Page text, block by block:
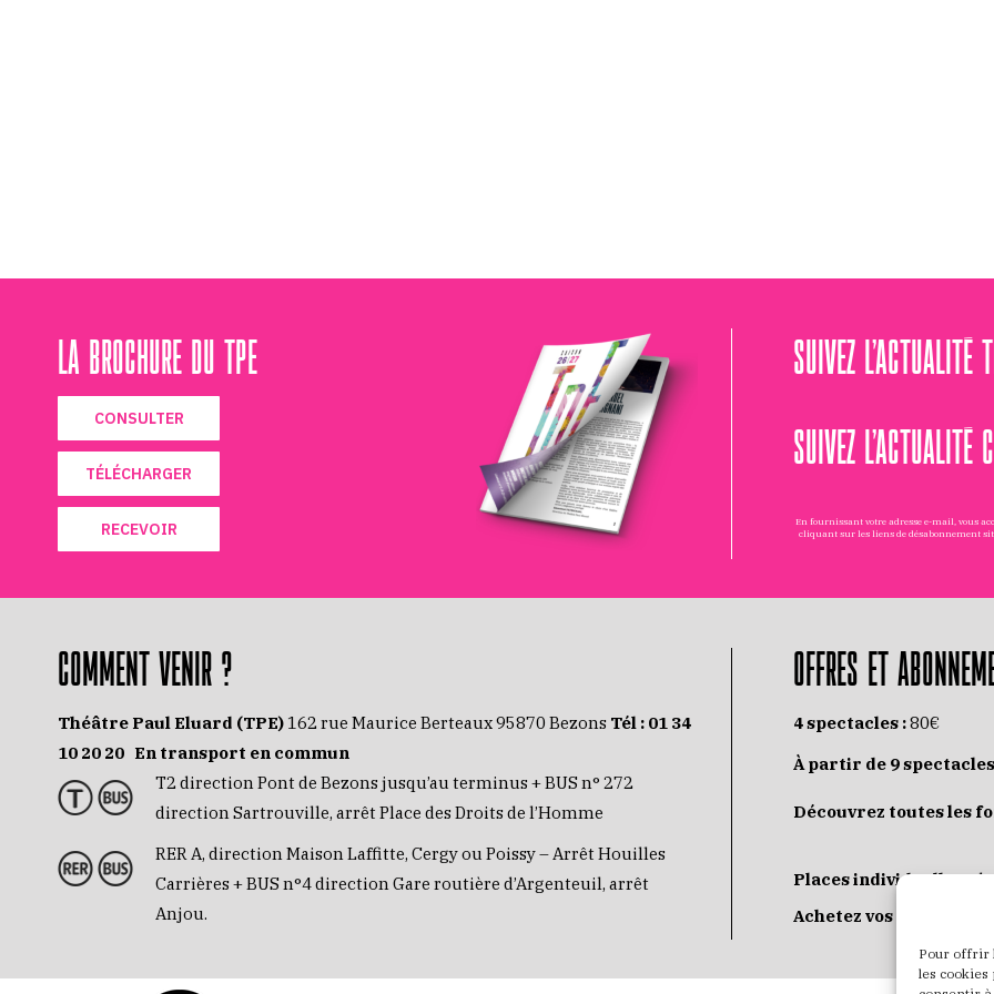
Pour offrir
les
LA BROCHURE DU TPE
CONSULTER
TÉLÉCHARGER
RECEVOIR
SUIVEZ L’ACTUALITÉ
SUIVEZ L’ACTUALITÉ
En fournissant votre adresse e-mail, vous
cliquant sur les liens de désabonnement
COMMENT VENIR ?
Théâtre Paul Eluard (TPE) 162 rue Maurice Berteaux 95870 Bezons Tél : 01 34
10 20 20 En transport en commun
T2 direction Pont de Bezons jusqu’au terminus + BUS n° 272
direction Sartrouville, arrêt Place des Droits de l’Homme
RER A, direction Maison Laffitte, Cergy ou Poissy – Arrêt Houilles
Carrières + BUS n°4 direction Gare routière d’Argenteuil, arrêt
Anjou.
OFFRES ET
4 spectacles :80€
À partir de 9
Découvrez toutes les
Places individuelles :
Achetez vos places